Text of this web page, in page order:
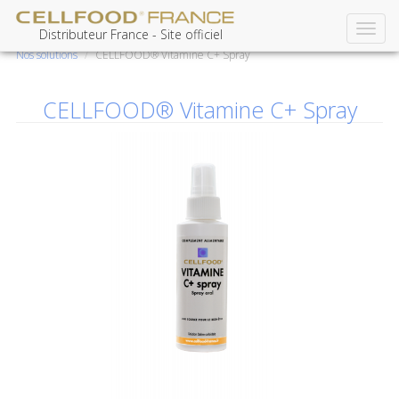
au
Distributeur France - Site officiel
Nos solutions CELLFOOD® Vitamine C+ Spray
CELLFOOD® Vitamine C+ Spray